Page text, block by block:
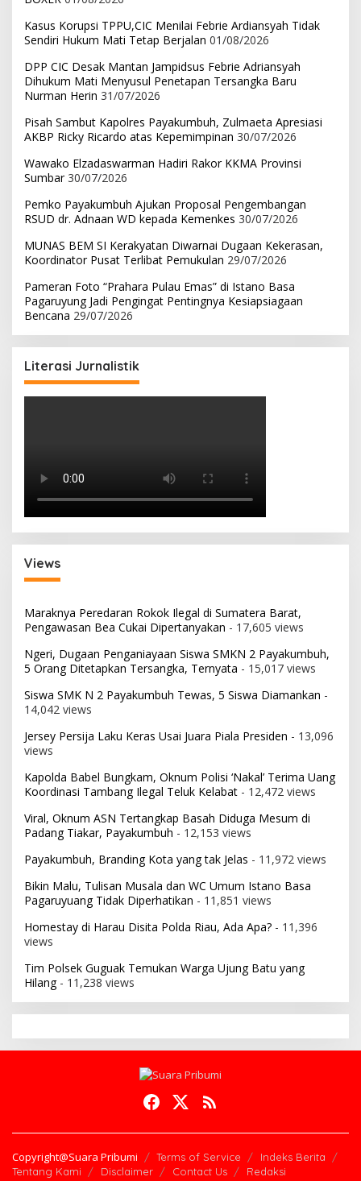
Kasus Korupsi TPPU,CIC Menilai Febrie Ardiansyah Tidak
Sendiri Hukum Mati Tetap Berjalan 01/08/2026
DPP CIC Desak Mantan Jampidsus Febrie Adriansyah
Dihukum Mati Menyusul Penetapan Tersangka Baru
Nurman Herin 31/07/2026
Pisah Sambut Kapolres Payakumbuh, Zulmaeta Apresiasi
AKBP Ricky Ricardo atas Kepemimpinan 30/07/2026
Wawako Elzadaswarman Hadiri Rakor KKMA Provinsi
Sumbar 30/07/2026
Pemko Payakumbuh Ajukan Proposal Pengembangan
RSUD dr. Adnaan WD kepada Kemenkes 30/07/2026
MUNAS BEM SI Kerakyatan Diwarnai Dugaan Kekerasan,
Koordinator Pusat Terlibat Pemukulan 29/07/2026
Pameran Foto “Prahara Pulau Emas” di Istano Basa
Pagaruyung Jadi Pengingat Pentingnya Kesiapsiagaan
Bencana 29/07/2026
Literasi Jurnalistik
Views
Maraknya Peredaran Rokok Ilegal di Sumatera Barat,
Pengawasan Bea Cukai Dipertanyakan - 17,605 views
Ngeri, Dugaan Penganiayaan Siswa SMKN 2 Payakumbuh,
5 Orang Ditetapkan Tersangka, Ternyata - 15,017 views
Siswa SMK N 2 Payakumbuh Tewas, 5 Siswa Diamankan -
14,042 views
Jersey Persija Laku Keras Usai Juara Piala Presiden - 13,096
views
Kapolda Babel Bungkam, Oknum Polisi ‘Nakal’ Terima Uang
Koordinasi Tambang Ilegal Teluk Kelabat - 12,472 views
Viral, Oknum ASN Tertangkap Basah Diduga Mesum di
Padang Tiakar, Payakumbuh - 12,153 views
Payakumbuh, Branding Kota yang tak Jelas - 11,972 views
Bikin Malu, Tulisan Musala dan WC Umum Istano Basa
Pagaruyuang Tidak Diperhatikan - 11,851 views
Homestay di Harau Disita Polda Riau, Ada Apa? - 11,396
views
Tim Polsek Guguak Temukan Warga Ujung Batu yang
Hilang- 11,238 views
Copyright@Suara Pribumi Terms of Service
Indeks Berita
Tentang Kami
Disclaimer Contact Us Redaksi